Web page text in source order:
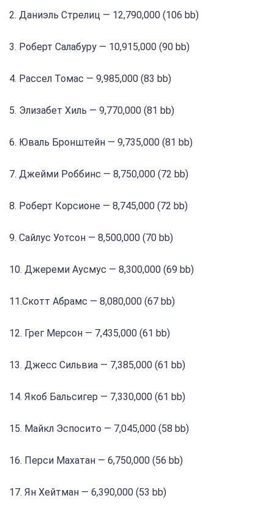
2. Даниэль Стрелиц — 12,790,000 (106 bb)
3. Роберт Салабуру — 10,915,000 (90 bb)
4. Рассел Томас — 9,985,000 (83 bb)
5. Элизабет Хиль — 9,770,000 (81 bb)
6. Юваль Бронштейн — 9,735,000 (81 bb)
7. Джейми Роббинс — 8,750,000 (72 bb)
8. Роберт Корсионе — 8,745,000 (72 bb)
9. Сайлус Уотсон — 8,500,000 (70 bb)
10. Джереми Аусмус — 8,300,000 (69 bb)
11.Скотт Абрамс — 8,080,000 (67 bb)
12. Грег Мерсон — 7,435,000 (61 bb)
13. Джесс Сильвиа — 7,385,000 (61 bb)
14. Якоб Бальсигер — 7,330,000 (61 bb)
15. Майкл Эспосито — 7,045,000 (58 bb)
16. Перси Махатан — 6,750,000 (56 bb)
17. Ян Хейтман — 6,390,000 (53 bb)